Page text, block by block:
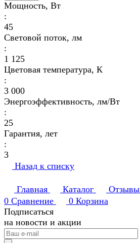
Мощность, Вт
:
45
Световой поток, лм
:
1 125
Цветовая температура, К
:
3 000
Энергоэффективность, лм/Вт
:
25
Гарантия, лет
:
3
Назад к списку
Главная Каталог Отзывы
0 Сравнение 0 Корзина
Подписаться
на новости и акции